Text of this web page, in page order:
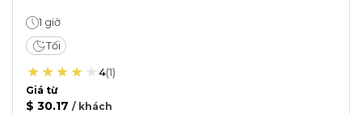
1 giờ
Tối
4(1)
Giá từ
$ 30.17 / khách